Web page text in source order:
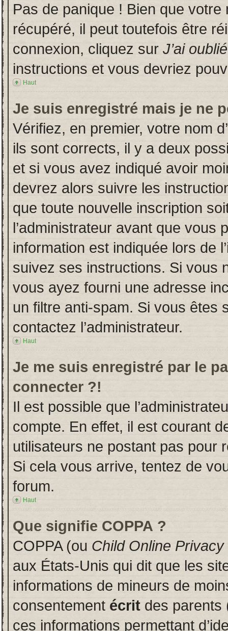
Pas de panique ! Bien que
récupéré, il peut toutefois être
connexion, cliquez sur J’ai
instructions et vous devriez
Haut
Je suis enregistré mais je ne
Vérifiez, en premier, votre nom
ils sont corrects, il y a deux
et si vous avez indiqué avoir
devrez alors suivre les
que toute nouvelle inscription
l’administrateur avant que vous
information est indiquée lors de
suivez ses instructions. Si vous
vous ayez fourni une adresse
un filtre anti-spam. Si vous êtes
contactez l’administrateur.
Haut
Je me suis enregistré par le
connecter ?!
Il est possible que
compte. En effet, il est courant
utilisateurs ne postant pas pour
Si cela vous arrive, tentez de
forum.
Haut
Que signifie COPPA ?
COPPA (ou Child Online
aux États-Unis qui dit que les
informations de mineurs de
consentement écrit des parents
ces informations permettant